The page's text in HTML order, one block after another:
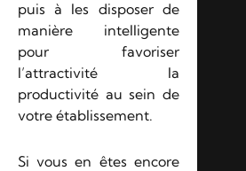
puis à les disposer de
manière intelligente
pour favoriser
l’attractivité la
productivité au sein de
votre établissement.
Si vous en êtes encore